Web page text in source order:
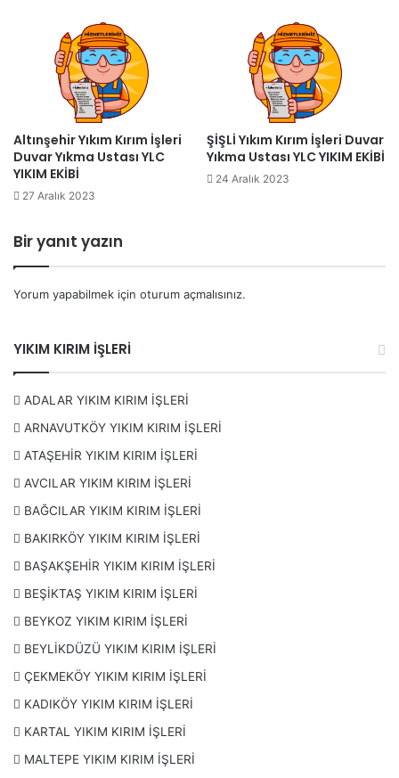
Duvar kırımı
Zemin döşeme kırımı
Beton delme ve kesme işleri
Moloz taşıma ve temizleme
Şap Kırımı
Fayans Kırımı
Asmatavan Kırımı
Cam Balkon Kırımı
Ahşap Ev Kırımı
Hiltili Kırım
Bomketli Kırım
JSB li Yıkım ve Kırım
Mutfak Dolabı Kırımı
Parke Taşı Kırımı
Taş Duvar Kırımı
Ev, Ofis, Dükkan, Bakkal Tadilat Öncesi Yıkım ve Kırımı
Altınşehir Yıkım Kırım İşleri
Duvar Yıkma Ustası YLC
YIKIM EKİBİ
27 Aralık 2023
ŞİŞLİ Yıkım Kırım İşleri Duvar
Yıkma Ustası YLC YIKIM EKİBİ
24 Aralık 2023
Bir yanıt yazın
Yorum yapabilmek için oturum açmalısınız.
YIKIM KIRIM İŞLERİ
ADALAR YIKIM KIRIM İŞLERİ
ARNAVUTKÖY YIKIM KIRIM İŞLERİ
ATAŞEHİR YIKIM KIRIM İŞLERİ
AVCILAR YIKIM KIRIM İŞLERİ
BAĞCILAR YIKIM KIRIM İŞLERİ
BAKIRKÖY YIKIM KIRIM İŞLERİ
BAŞAKŞEHİR YIKIM KIRIM İŞLERİ
BEŞİKTAŞ YIKIM KIRIM İŞLERİ
BEYKOZ YIKIM KIRIM İŞLERİ
BEYLİKDÜZÜ YIKIM KIRIM İŞLERİ
ÇEKMEKÖY YIKIM KIRIM İŞLERİ
KADIKÖY YIKIM KIRIM İŞLERİ
KARTAL YIKIM KIRIM İŞLERİ
MALTEPE YIKIM KIRIM İŞLERİ